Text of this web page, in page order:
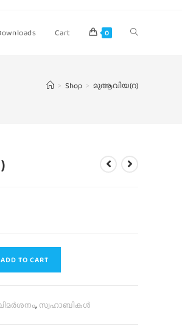
Cart 0
> Shop > മുആവിയ(റ)
ADD TO CART
, സ്വഹാബികൾ